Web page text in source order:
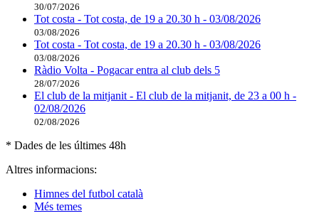
30/07/2026
Tot costa - Tot costa, de 19 a 20.30 h - 03/08/2026
03/08/2026
Tot costa - Tot costa, de 19 a 20.30 h - 03/08/2026
03/08/2026
Ràdio Volta - Pogacar entra al club dels 5
28/07/2026
El club de la mitjanit - El club de la mitjanit, de 23 a 00 h -
02/08/2026
02/08/2026
* Dades de les últimes 48h
Altres informacions:
Himnes del futbol català
Més temes